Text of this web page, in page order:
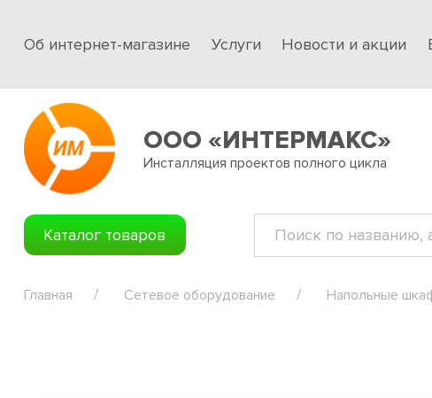
Об интернет-магазине Услуги Новости и акции
ООО «ИНТЕРМАКС»
Инсталляция проектов полного цикла
Каталог товаров
Главная Сетевое оборудование Напольные